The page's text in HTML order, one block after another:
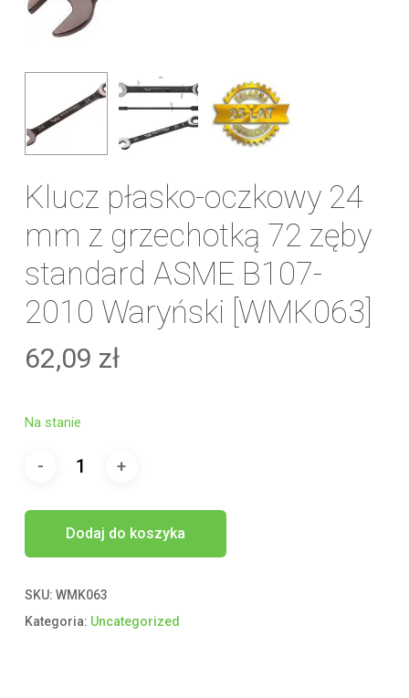
Klucz płasko-oczkowy 24
mm z grzechotką 72 zęby
standard ASME B107-
2010 Waryński [WMK063]
62,09 zł
Na stanie
Dodaj do koszyka
SKU: WMK063
Kategoria: Uncategorized